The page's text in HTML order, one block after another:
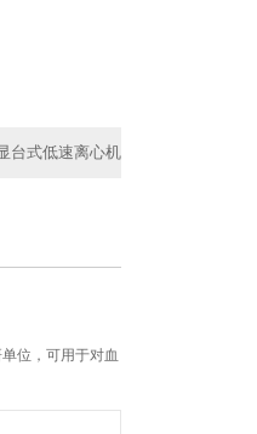
台式低速离心机
位，可用于对血